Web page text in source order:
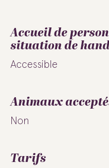
Accueil de
situation de
Accessible
Animaux
Non
Tarifs